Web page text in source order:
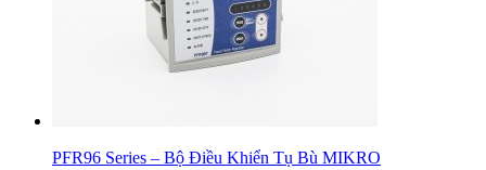
PFR96 Series – Bộ Điều Khiển Tụ Bù MIKRO